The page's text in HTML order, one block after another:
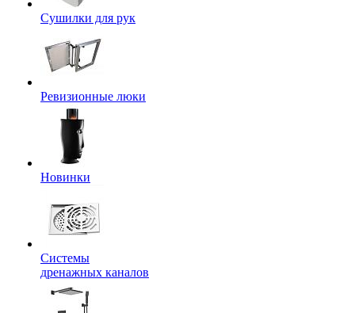
Сушилки для рук
Ревизионные люки
Новинки
Системы
дренажных каналов